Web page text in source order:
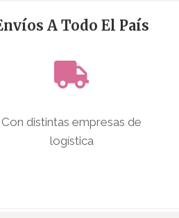
A Todo El País
Con distintas empresas de
logística